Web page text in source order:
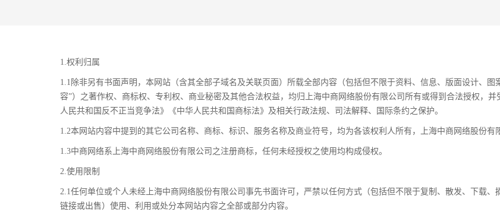
1.权利归属
1.1除非另有书面声明，本网站（含其全部子域名及关联页面）所载全部内容（包括但不限于资料、信息、版面设计、
容”）之著作权、商标权、专利权、商业秘密及其他合法权益，均归上海中商网络股份有限公司所有或得到合法授权，
人民共和国反不正当竞争法》《中华人民共和国商标法》及相关行政法规、司法解释、国际条约之保护。
1.2本网站内容中提到的其它公司名称、商标、标识、服务名称及商业符号，均为各该权利人所有，上海中商网络股份有
1.3中商网络系上海中商网络股份有限公司之注册商标，任何未经授权之使用均构成侵权。
2.使用限制
2.1任何单位或个人未经上海中商网络股份有限公司事先书面许可，严禁以任何方式（包括但不限于复制、散发、下载、
链接或出售）使用、利用或处分本网站内容之全部或部分内容。